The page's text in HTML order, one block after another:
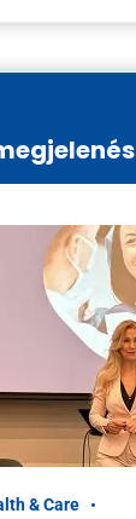
& Care